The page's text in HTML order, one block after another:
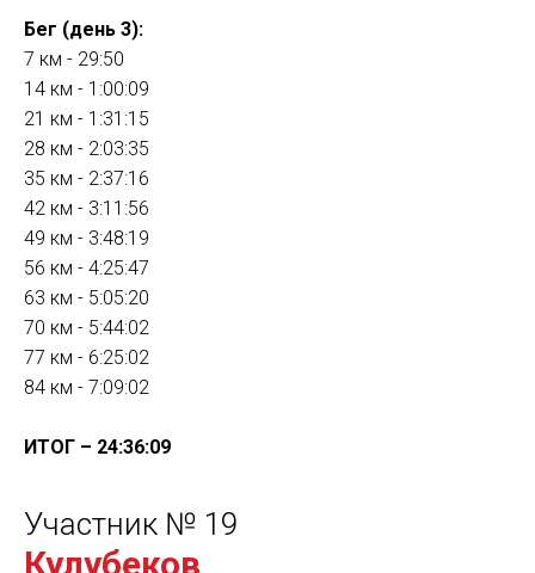
Бег (день 3):
7 км - 29:50
14 км - 1:00:09
21 км - 1:31:15
28 км - 2:03:35
35 км - 2:37:16
42 км - 3:11:56
49 км - 3:48:19
56 км - 4:25:47
63 км - 5:05:20
70 км - 5:44:02
77 км - 6:25:02
84 км - 7:09:02
ИТОГ – 24:36:09
Участник № 19
Кулубеков